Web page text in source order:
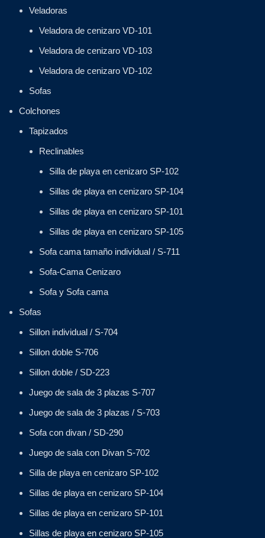
Veladoras
Veladora de cenizaro VD-101
Veladora de cenizaro VD-103
Veladora de cenizaro VD-102
Sofas
Colchones
Tapizados
Reclinables
Silla de playa en cenizaro SP-102
Sillas de playa en cenizaro SP-104
Sillas de playa en cenizaro SP-101
Sillas de playa en cenizaro SP-105
Sofa cama tamaño individual / S-711
Sofa-Cama Cenizaro
Sofa y Sofa cama
Sofas
Sillon individual / S-704
Sillon doble S-706
Sillon doble / SD-223
Juego de sala de 3 plazas S-707
Juego de sala de 3 plazas / S-703
Sofa con divan / SD-290
Juego de sala con Divan S-702
Silla de playa en cenizaro SP-102
Sillas de playa en cenizaro SP-104
Sillas de playa en cenizaro SP-101
Sillas de playa en cenizaro SP-105